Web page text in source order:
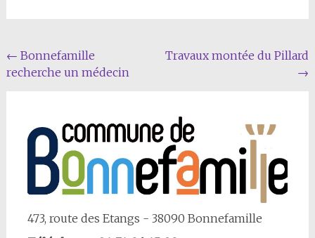
Navigation
Article
← Bonnefamille
recherche un médecin
Travaux montée du Pillard
→
473, route des Etangs - 38090 Bonnefamille